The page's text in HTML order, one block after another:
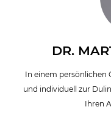
DR.
In einem persönlichen
und individuell zur
Ihren